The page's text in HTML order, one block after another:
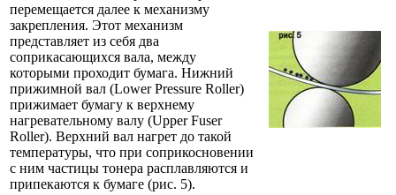
перемещается далее к механизму
закрепления. Этот механизм
представляет из себя два
соприкасающихся вала, между
которыми проходит бумага. Нижний
прижимной вал (Lower Pressure Roller)
прижимает бумагу к верхнему
нагревательному валу (Upper Fuser
Roller). Верхний вал нагрет до такой
температуры, что при соприкосновении
с ним частицы тонера расплавляются и
припекаются к бумаге (рис. 5).